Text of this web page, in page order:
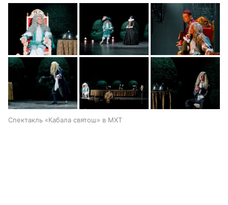
Спектакль «Кабала святош» в МХТ